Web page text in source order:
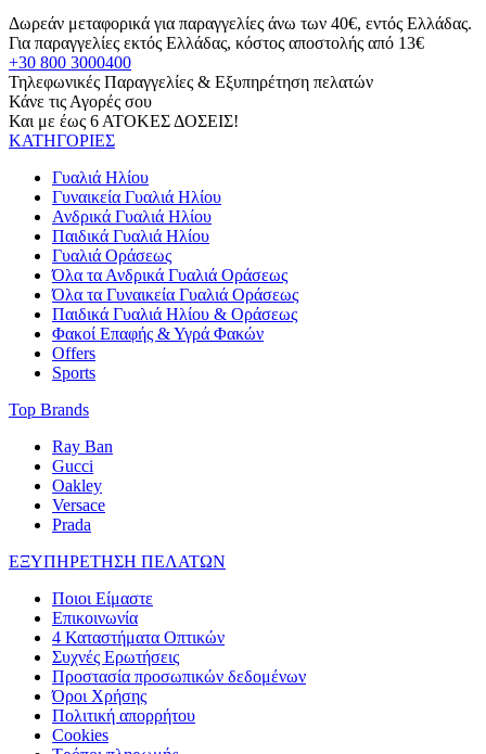
Δωρεάν μεταφορικά για παραγγελίες άνω των 40€, εντός Ελλάδας.
Για παραγγελίες εκτός Ελλάδας, κόστος αποστολής από 13€
+30 800 3000400
Τηλεφωνικές Παραγγελίες & Εξυπηρέτηση πελατών
Κάνε τις Αγορές σου
Και με έως 6 ΑΤΟΚΕΣ ΔΟΣΕΙΣ!
ΚΑΤΗΓΟΡΙΕΣ
Γυαλιά Ηλίου
Γυναικεία Γυαλιά Ηλίου
Ανδρικά Γυαλιά Ηλίου
Παιδικά Γυαλιά Ηλίου
Γυαλιά Οράσεως
Όλα τα Ανδρικά Γυαλιά Οράσεως
Όλα τα Γυναικεία Γυαλιά Οράσεως
Παιδικά Γυαλιά Ηλίου & Οράσεως
Φακοί Επαφής & Υγρά Φακών
Offers
Sports
Top Brands
Ray Ban
Gucci
Oakley
Versace
Prada
ΕΞΥΠΗΡΕΤΗΣΗ ΠΕΛΑΤΩΝ
Ποιοι Είμαστε
Επικοινωνία
4 Καταστήματα Οπτικών
Συχνές Ερωτήσεις
Προστασία προσωπικών δεδομένων
Όροι Χρήσης
Πολιτική απορρήτου
Cookies